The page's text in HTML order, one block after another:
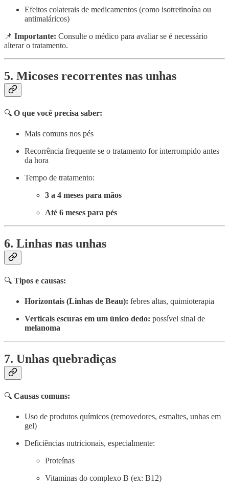
Efeitos colaterais de medicamentos (como isotretinoína ou
antimaláricos)
📌 Importante: Consulte o médico para avaliar se é necessário
alterar o tratamento.
5. Micoses recorrentes nas unhas
🔍 O que você precisa saber:
Mais comuns nos pés
Recorrência frequente se o tratamento for interrompido antes
da hora
Tempo de tratamento:
3 a 4 meses para mãos
Até 6 meses para pés
6. Linhas nas unhas
🔍 Tipos e causas:
Horizontais (Linhas de Beau): febres altas, quimioterapia
Verticais escuras em um único dedo: possível sinal de
melanoma
7. Unhas quebradiças
🔍 Causas comuns:
Uso de produtos químicos (removedores, esmaltes, unhas em
gel)
Deficiências nutricionais, especialmente:
Proteínas
Vitaminas do complexo B (ex: B12)